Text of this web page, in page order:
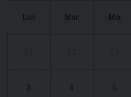
Lun Mar Mer
3 4 5